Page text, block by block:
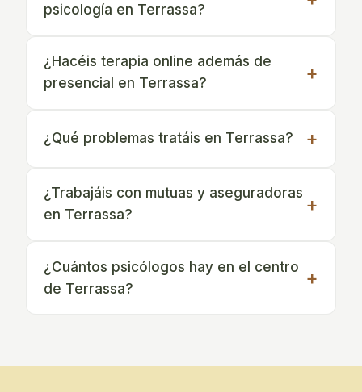
psicología en Terrassa?
¿Hacéis terapia online además de
presencial en Terrassa?
¿Qué problemas tratáis en Terrassa?
¿Trabajáis con mutuas y aseguradoras
en Terrassa?
¿Cuántos psicólogos hay en el centro
de Terrassa?